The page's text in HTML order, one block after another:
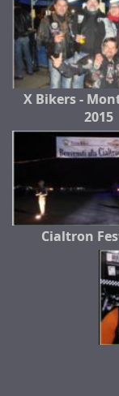
X Bikers -
2015
Cialtron